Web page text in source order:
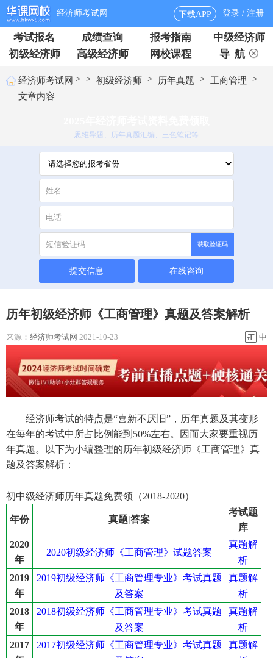
经济师考试网 下载APP 登录 / 注册
考试报名 成绩查询 报考指南
中级经济师
初级经济师
高级经济师 网校课程 导 航
经济师考试网 > > 初级经济师 > 历年真题 > 工商管理
>
文章内容
思维导题、历年真题汇编、三色笔记等
获取验证码
提交信息 在线咨询
历年初级经济师《工商管理》真题及答案解析
来源： 经济师考试网 2021-10-23 中
经济师考试的特点是“喜新不厌旧”，历年真题及其变形
在每年的考试中所占比例能到50%左右。因而大家要重视历
年真题。以下为小编整理的历年初级经济师《工商管理》真
题及答案解析：
初中级经济师历年真题免费领（2018-2020）
年份 真题|答案
考试题
库
2020
年
2020初级经济师《工商管理》试题答案
真题解
析
2019
年
2019初级经济师《工商管理专业》考试真题
及答案
真题解
析
2018
年
2018初级经济师《工商管理专业》考试真题
及答案
真题解
析
2017
2017初级经济师《工商管理专业》考试真题
真题解